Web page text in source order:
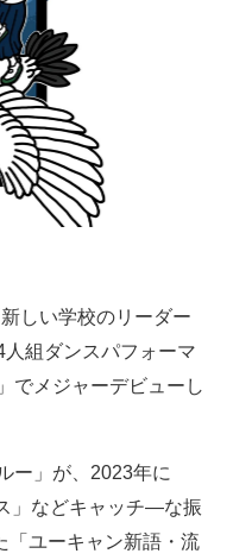
しい学校のリーダー
組ダンスパフォーマ
でメジャーデビューし
ー」が、2023年に
」などキャッチ―な振
「ユーキャン新語・流